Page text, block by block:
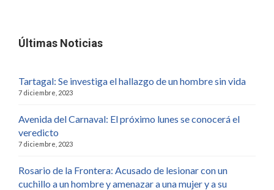
Últimas Noticias
Tartagal: Se investiga el hallazgo de un hombre sin vida
7 diciembre, 2023
Avenida del Carnaval: El próximo lunes se conocerá el
veredicto
7 diciembre, 2023
Rosario de la Frontera: Acusado de lesionar con un
cuchillo a un hombre y amenazar a una mujer y a su